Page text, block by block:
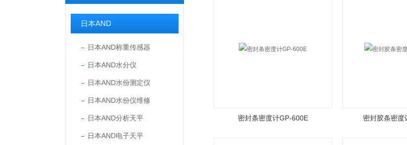
日本AND
日本AND称重传感器
日本AND水分仪
日本AND水份测定仪
日本AND水份仪维修
日本AND分析天平
日本AND电子天平
密封条密度计GP-600E 密封胶条密度